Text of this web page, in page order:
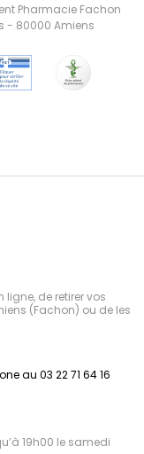
Pharmacie Fachon
- 80000 Amiens
de retirer vos
(Fachon) ou de les
au 03 22 71 64 16
19h00 le samedi